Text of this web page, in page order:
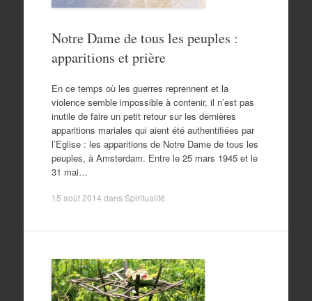
Notre Dame de tous les peuples :
apparitions et prière
En ce temps où les guerres reprennent et la
violence semble impossible à contenir, il n’est pas
inutile de faire un petit retour sur les dernières
apparitions mariales qui aient été authentifiées par
l’Eglise : les apparitions de Notre Dame de tous les
peuples, à Amsterdam. Entre le 25 mars 1945 et le
31 mai…
15 août 2014 dansSpiritualité